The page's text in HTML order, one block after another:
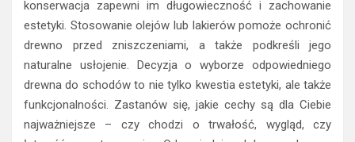
konserwacja zapewni im długowieczność i zachowanie
estetyki. Stosowanie olejów lub lakierów pomoże ochronić
drewno przed zniszczeniami, a także podkreśli jego
naturalne usłojenie. Decyzja o wyborze odpowiedniego
drewna do schodów to nie tylko kwestia estetyki, ale także
funkcjonalności. Zastanów się, jakie cechy są dla Ciebie
najważniejsze – czy chodzi o trwałość, wygląd, czy